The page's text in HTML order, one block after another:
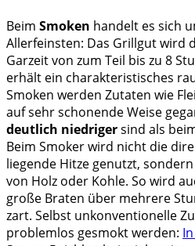
Beim Smoken handelt es sich
Allerfeinsten: Das Grillgut wird
Garzeit von zum Teil bis zu 8
erhält ein charakteristisches
Smoken werden Zutaten wie
auf sehr schonende Weise
deutlich niedrigersind als
Beim Smoker wird nicht die
liegende Hitze genutzt,
von Holz oder Kohle. So wird
große Braten über mehrere
zart. Selbst unkonventionelle
problemlos gesmokt werden: